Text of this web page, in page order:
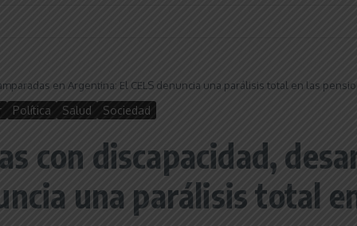
en Argentina: El CELS denuncia una parálisis total en las
Política Salud Sociedad
con discapacidad,
una parálisis total